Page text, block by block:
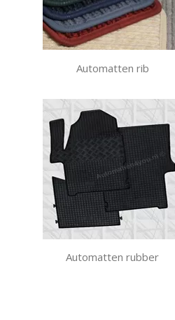
Automatten rib
Automatten rubber